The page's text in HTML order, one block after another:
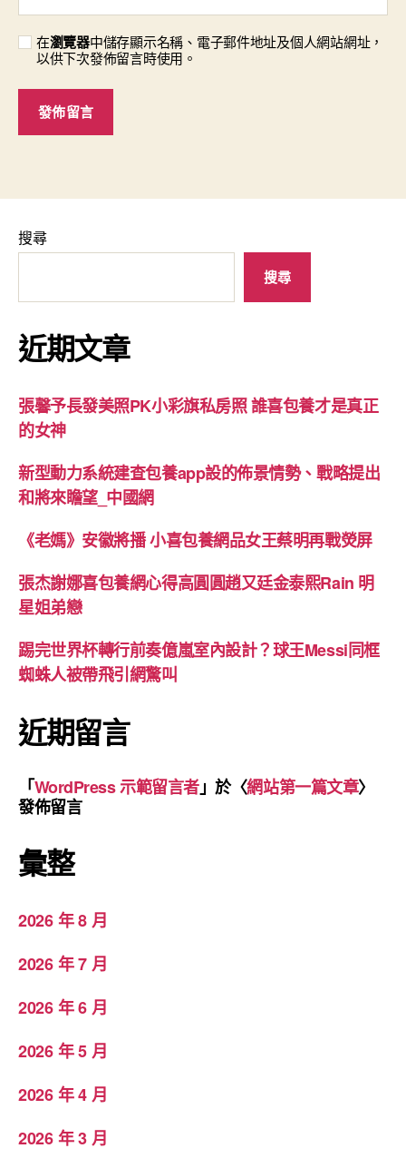
在瀏覽器中儲存顯示名稱、電子郵件地址及個人網站網址，
以供下次發佈留言時使用。
搜尋
搜尋
近期文章
張馨予長發美照PK小彩旗私房照 誰喜包養才是真正
的女神
新型動力系統建查包養app設的佈景情勢、戰略提出
和將來瞻望_中國網
《老媽》安徽將播 小喜包養網品女王蔡明再戰熒屏
張杰謝娜喜包養網心得高圓圓趙又廷金泰熙Rain 明
星姐弟戀
踢完世界杯轉行前奏億嵐室內設計？球王Messi同框
蜘蛛人被帶飛引網驚叫
近期留言
「WordPress 示範留言者」於〈網站第一篇文章〉
發佈留言
彙整
2026 年 8 月
2026 年 7 月
2026 年 6 月
2026 年 5 月
2026 年 4 月
2026 年 3 月